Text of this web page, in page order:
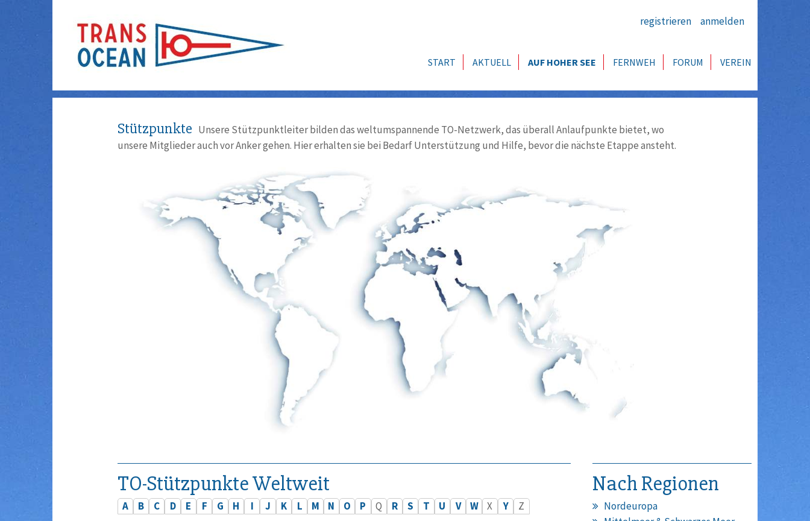
registrieren anmelden
START AKTUELL AUF HOHER SEE FERNWEH FORUM VEREIN
Stützpunkte Unsere Stützpunktleiter bilden das weltumspannende TO-Netzwerk, das überall Anlaufpunkte bietet, wo
unsere Mitglieder auch vor Anker gehen. Hier erhalten sie bei Bedarf Unterstützung und Hilfe, bevor die nächste Etappe ansteht.
TO-Stützpunkte Weltweit
A B C D E F G H I J K L M N O P Q R S T U V W X Y Z
Nach Regionen
Nordeuropa